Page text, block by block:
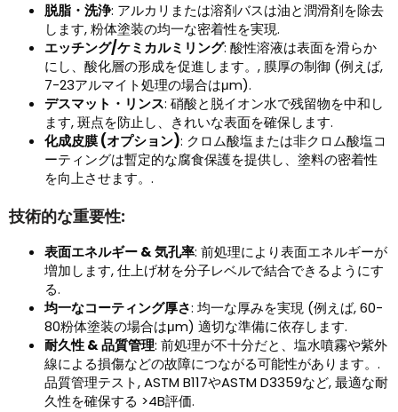
脱脂・洗浄: アルカリまたは溶剤バスは油と潤滑剤を除去
します, 粉体塗装の均一な密着性を実現.
エッチング/ケミカルミリング: 酸性溶液は表面を滑らか
にし、酸化層の形成を促進します。, 膜厚の制御 (例えば,
7-23アルマイト処理の場合はμm).
デスマット・リンス: 硝酸と脱イオン水で残留物を中和し
ます, 斑点を防止し、きれいな表面を確保します.
化成皮膜 (オプション): クロム酸塩または非クロム酸塩コ
ーティングは暫定的な腐食保護を提供し、塗料の密着性
を向上させます。.
技術的な重要性:
表面エネルギー & 気孔率: 前処理により表面エネルギーが
増加します, 仕上げ材を分子レベルで結合できるようにす
る.
均一なコーティング厚さ: 均一な厚みを実現 (例えば, 60-
80粉体塗装の場合はμm) 適切な準備に依存します.
耐久性 & 品質管理: 前処理が不十分だと、塩水噴霧や紫外
線による損傷などの故障につながる可能性があります。.
品質管理テスト, ASTM B117やASTM D3359など, 最適な耐
久性を確保する >4B評価.